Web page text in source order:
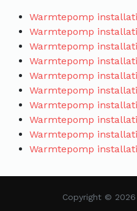
Warmtepomp
Warmtepomp
Warmtepomp
Warmtepomp
Warmtepomp
Warmtepomp
Warmtepomp
Warmtepomp
Warmtepomp
Warmtepomp
Copyright ©